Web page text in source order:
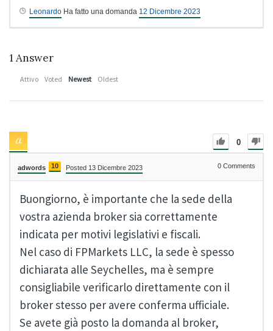
Leonardo Ha fatto una domanda 12 Dicembre 2023
1 Answer
Attivo Voted Newest Oldest
0
adwords 10 Posted 13 Dicembre 2023 0 Comments
Buongiorno, è importante che la sede della
vostra azienda broker sia correttamente
indicata per motivi legislativi e fiscali.
Nel caso di FPMarkets LLC, la sede è spesso
dichiarata alle Seychelles, ma è sempre
consigliabile verificarlo direttamente con il
broker stesso per avere conferma ufficiale.
Se avete già posto la domanda al broker,